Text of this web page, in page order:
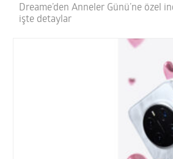
Dreame’den Anneler Günü’ne özel
işte detaylar